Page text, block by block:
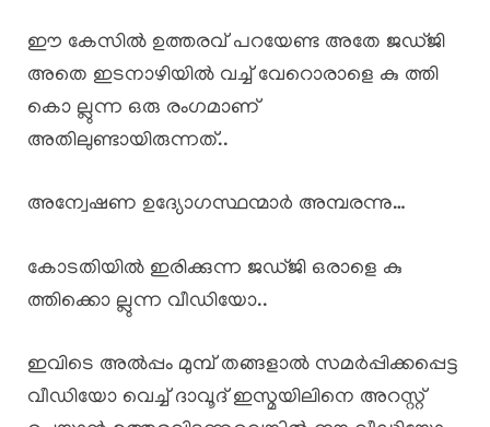
ഈ കേസിൽ ഉത്തരവ് പറയേണ്ട അതേ ജഡ്ജി
അതെ ഇടനാഴിയിൽ വച്ച് വേറൊരാളെ കു ത്തി
കൊ ല്ലുന്ന ഒരു രംഗമാണ്
അതിലുണ്ടായിരുന്നത്..
അന്വേഷണ ഉദ്യോഗസ്ഥന്മാർ അമ്പരന്നു…
കോടതിയിൽ ഇരിക്കുന്ന ജഡ്ജി ഒരാളെ കു
ത്തിക്കൊ ല്ലുന്ന വീഡിയോ..
ഇവിടെ അൽപ്പം മുമ്പ് തങ്ങളാൽ സമർപ്പിക്കപ്പെട്ട
വീഡിയോ വെച്ച് ദാവൂദ് ഇസ്മയിലിനെ അറസ്റ്റ്